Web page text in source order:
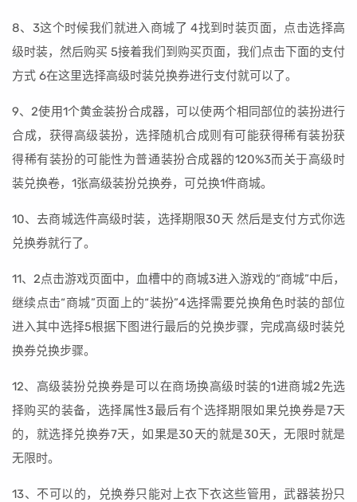
8、3这个时候我们就进入商城了 4找到时装页面，点击选择高
级时装，然后购买 5接着我们到购买页面，我们点击下面的支付
方式 6在这里选择高级时装兑换券进行支付就可以了。
9、2使用1个黄金装扮合成器，可以使两个相同部位的装扮进行
合成，获得高级装扮，选择随机合成则有可能获得稀有装扮获
得稀有装扮的可能性为普通装扮合成器的120%3而关于高级时
装兑换卷，1张高级装扮兑换券，可兑换1件商城。
10、去商城选件高级时装，选择期限30天 然后是支付方式你选
兑换券就行了。
11、2点击游戏页面中，血槽中的商城3进入游戏的“商城”中后，
继续点击“商城”页面上的“装扮”4选择需要兑换角色时装的部位
进入其中选择5根据下图进行最后的兑换步骤，完成高级时装兑
换券兑换步骤。
12、高级装扮兑换券是可以在商场换高级时装的1进商城2先选
择购买的装备，选择属性3最后有个选择期限如果兑换券是7天
的，就选择兑换券7天，如果是30天的就是30天，无限时就是
无限时。
13、不可以的，兑换券只能对上衣下衣这些管用，武器装扮只